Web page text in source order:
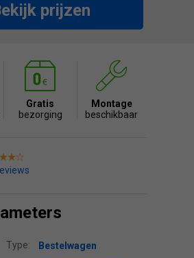
prijzen
Gratis
bezorging
Montage
beschikbaar
Type:
Bestelwagen